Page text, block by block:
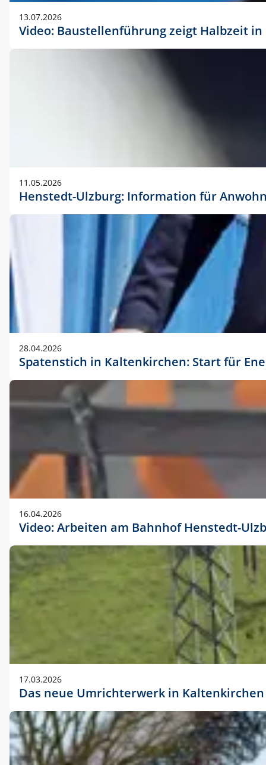
13.07.2026
Video: Baustellenführung zeigt Halbzeit
11.05.2026
Henstedt-Ulzburg: Information für
28.04.2026
Spatenstich in Kaltenkirchen: Start für
16.04.2026
Video: Arbeiten am Bahnhof Henstedt-
17.03.2026
Das neue Umrichterwerk in Kaltenkirchen